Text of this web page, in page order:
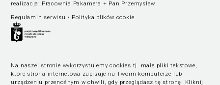
realizacja: Pracownia Pakamera + Pan Przemysław
Regulamin serwisu • Polityka plików cookie
Na naszej stronie wykorzystujemy cookies tj. małe pliki tekstowe,
które strona internetowa zapisuje na Twoim komputerze lub
urządzeniu przenośnym w chwili, gdy przeglądasz tę stronę. Kliknij